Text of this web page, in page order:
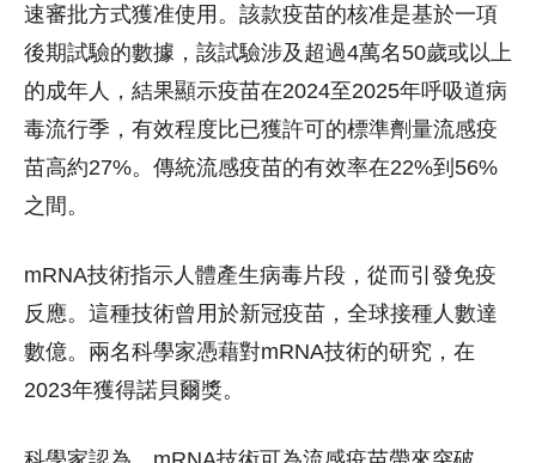
速審批方式獲准使用。該款疫苗的核准是基於一項
後期試驗的數據，該試驗涉及超過4萬名50歲或以上
的成年人，結果顯示疫苗在2024至2025年呼吸道病
毒流行季，有效程度比已獲許可的標準劑量流感疫
苗高約27%。傳統流感疫苗的有效率在22%到56%
之間。
mRNA技術指示人體產生病毒片段，從而引發免疫
反應。這種技術曾用於新冠疫苗，全球接種人數達
數億。兩名科學家憑藉對mRNA技術的研究，在
2023年獲得諾貝爾獎。